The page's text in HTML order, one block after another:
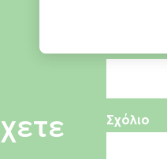
Σχόλιο